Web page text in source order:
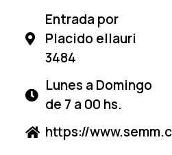
Entrada por
Placido ellauri
3484
Lunes a Domingo
de 7 a 00 hs.
https://